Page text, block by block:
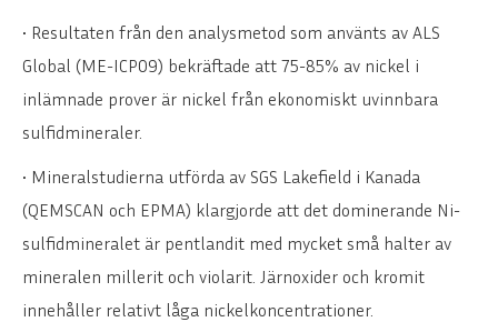
• Resultaten från den analysmetod som använts av ALS
Global (ME-ICP09) bekräftade att 75-85% av nickel i
inlämnade prover är nickel från ekonomiskt uvinnbara
sulfidmineraler.
• Mineralstudierna utförda av SGS Lakefield i Kanada
(QEMSCAN och EPMA) klargjorde att det dominerande Ni-
sulfidmineralet är pentlandit med mycket små halter av
mineralen millerit och violarit. Järnoxider och kromit
innehåller relativt låga nickelkoncentrationer.